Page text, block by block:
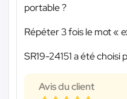
portable ?
Répéter 3 fois le mot «
SR19-24151 a été
Avis du client